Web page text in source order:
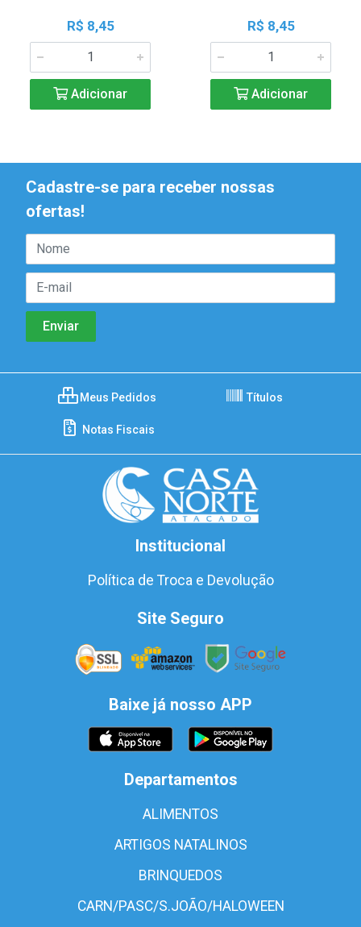
R$ 8,45
Adicionar
R$ 8,45
Adicionar
Cadastre-se para receber nossas
ofertas!
Meus Pedidos Títulos
Notas Fiscais
Institucional
Política de Troca e Devolução
Site Seguro
Baixe já nosso APP
Departamentos
ALIMENTOS
ARTIGOS NATALINOS
BRINQUEDOS
CARN/PASC/S.JOÃO/HALOWEEN